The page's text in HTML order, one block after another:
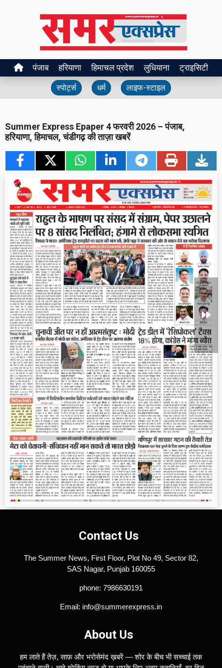
पंजाब हरियाणा हिमाचल प्रदेश लुधियाना ट्राइसिटी
स्पोर्ट्स धर्म लाइफ-स्टाइल
Summer Express Epaper 4 फरवरी 2026 – पंजाब,
हरियाणा, हिमाचल, चंडीगढ़ की ताज़ा खबरें
Contact Us
The Summer News, First Floor, Plot No 49, Sector 82,
SAS Nagar, Punjab 160055
phone: 7986630191
Email: info@summerexpress.in
About Us
हम लाते हैं तेज़, साफ़ और भरोसेमंद ख़बरें — शोर के बीच भी सच्चाई तक